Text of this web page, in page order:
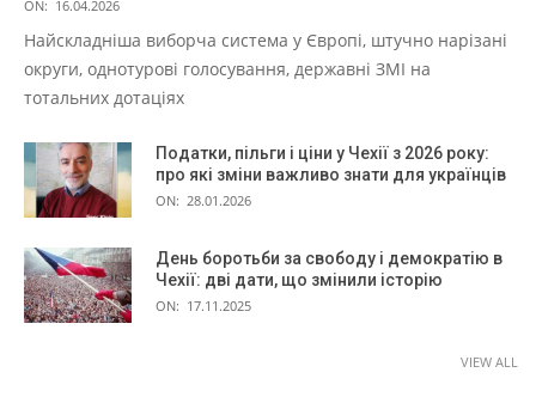
ON: 16.04.2026
Найскладніша виборча система у Європі, штучно нарізані
округи, однотурові голосування, державні ЗМІ на
тотальних дотаціях
Податки, пільги і ціни у Чехії з 2026 року:
про які зміни важливо знати для українців
ON: 28.01.2026
День боротьби за свободу і демократію в
Чехії: дві дати, що змінили історію
ON: 17.11.2025
VIEW ALL